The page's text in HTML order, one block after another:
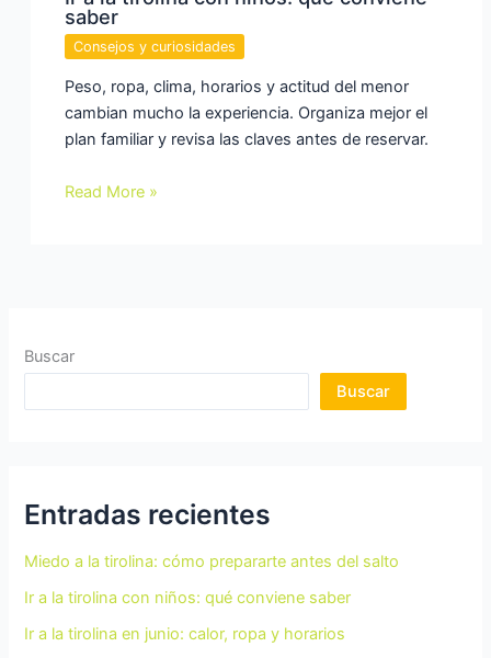
saber
Consejos y curiosidades
Peso, ropa, clima, horarios y actitud del menor
cambian mucho la experiencia. Organiza mejor el
plan familiar y revisa las claves antes de reservar.
Read More »
Buscar
Buscar
Entradas recientes
Miedo a la tirolina: cómo prepararte antes del salto
Ir a la tirolina con niños: qué conviene saber
Ir a la tirolina en junio: calor, ropa y horarios